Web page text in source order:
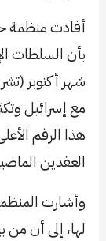
أفادت منظمة
شهر أكتوبر
مع إسرائيل
هذا الرقم
العقدين
وأشارت